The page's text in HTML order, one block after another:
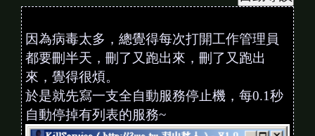
因為病毒太多，總覺得每次打開工作管理員
都要刪半天，刪了又跑出來，刪了又跑出
來，覺得很煩。
於是就先寫一支全自動服務停止機，每0.1秒
自動停掉有列表的服務~